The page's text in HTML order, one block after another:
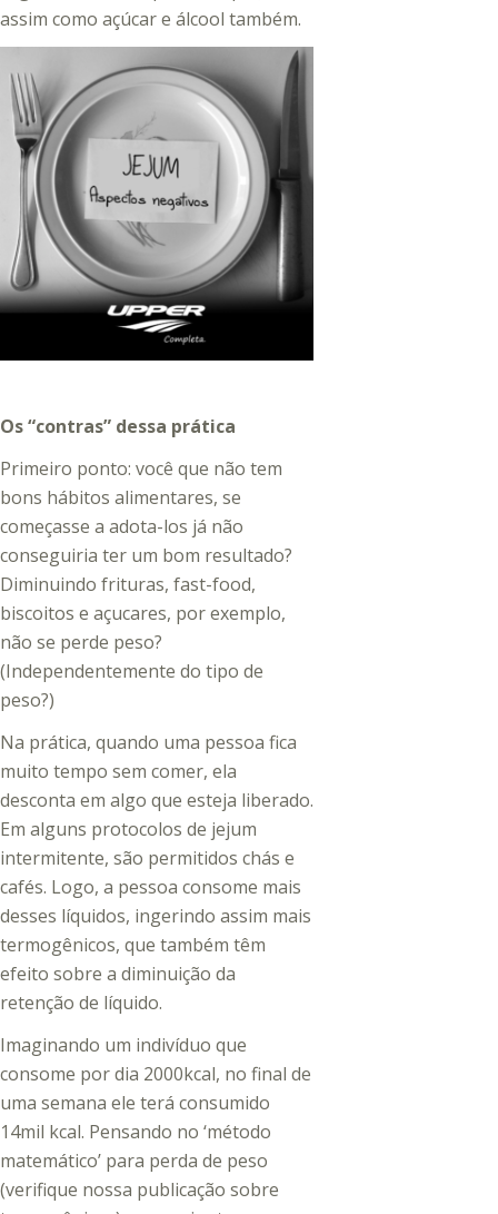
assim como açúcar e álcool também.
Os “contras” dessa prática
Primeiro ponto: você que não tem
bons hábitos alimentares, se
começasse a adota-los já não
conseguiria ter um bom resultado?
Diminuindo frituras, fast-food,
biscoitos e açucares, por exemplo,
não se perde peso?
(Independentemente do tipo de
peso?)
Na prática, quando uma pessoa fica
muito tempo sem comer, ela
desconta em algo que esteja liberado.
Em alguns protocolos de jejum
intermitente, são permitidos chás e
cafés. Logo, a pessoa consome mais
desses líquidos, ingerindo assim mais
termogênicos, que também têm
efeito sobre a diminuição da
retenção de líquido.
Imaginando um indivíduo que
consome por dia 2000kcal, no final de
uma semana ele terá consumido
14mil kcal. Pensando no ‘método
matemático’ para perda de peso
(verifique nossa publicação sobre